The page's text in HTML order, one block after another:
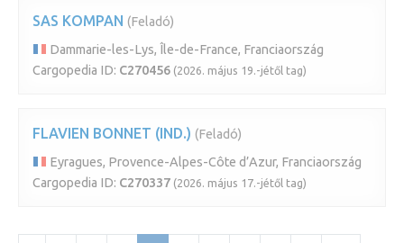
SAS KOMPAN (Feladó)
Dammarie-les-Lys, Île-de-France, Franciaország
Cargopedia ID: C270456 (2026. május 19.-jétől tag)
FLAVIEN BONNET (IND.) (Feladó)
Eyragues, Provence-Alpes-Côte d’Azur, Franciaország
Cargopedia ID: C270337 (2026. május 17.-jétől tag)